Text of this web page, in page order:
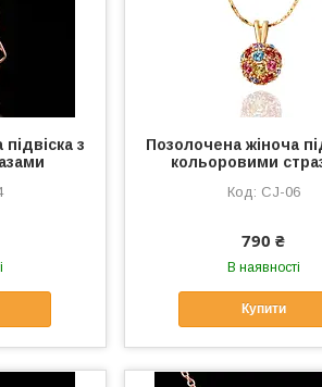
з
Позолочена жіноча
кольоровими
CJ-06
790 ₴
В наявності
Купити